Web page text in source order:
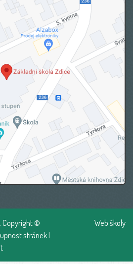
Copyright ©
stránek|
Web školy